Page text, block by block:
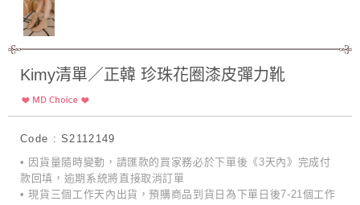
Kimy清單／正韓 珍珠花圈漆皮彈力靴
Code : S2112149
• 因貨量隨時變動，請匯款的買家務必於下單後《3天內》完成付
款回填，逾期系統將直接取消訂單
• 現貨三個工作天內出貨，預購商品到貨日為下單日後7-21個工作